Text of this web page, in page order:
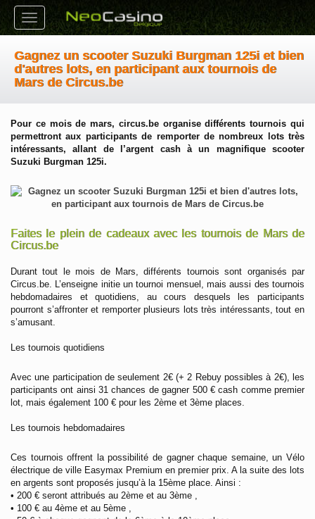
Toggle
navigation
Gagnez un scooter Suzuki Burgman 125i et bien
d'autres lots, en participant aux tournois de
Mars de Circus.be
Pour ce mois de mars, circus.be organise différents tournois qui
permettront aux participants de remporter de nombreux lots très
intéressants, allant de l’argent cash à un magnifique scooter
Suzuki Burgman 125i.
Faites le plein de cadeaux avec les tournois de Mars de
Circus.be
Durant tout le mois de Mars, différents tournois sont organisés par
Circus.be. L’enseigne initie un tournoi mensuel, mais aussi des tournois
hebdomadaires et quotidiens, au cours desquels les participants
pourront s’affronter et remporter plusieurs lots très intéressants, tout en
s’amusant.
Les tournois quotidiens
Avec une participation de seulement 2€ (+ 2 Rebuy possibles à 2€), les
participants ont ainsi 31 chances de gagner 500 € cash comme premier
lot, mais également 100 € pour les 2ème et 3ème places.
Les tournois hebdomadaires
Ces tournois offrent la possibilité de gagner chaque semaine, un Vélo
électrique de ville Easymax Premium en premier prix. A la suite des lots
en argents sont proposés jusqu’à la 15ème place. Ainsi :
• 200 € seront attribués au 2ème et au 3ème ,
• 100 € au 4ème et au 5ème ,